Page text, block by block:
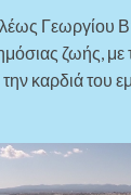
Γεωργίου
ζωής, με
την καρδιά του